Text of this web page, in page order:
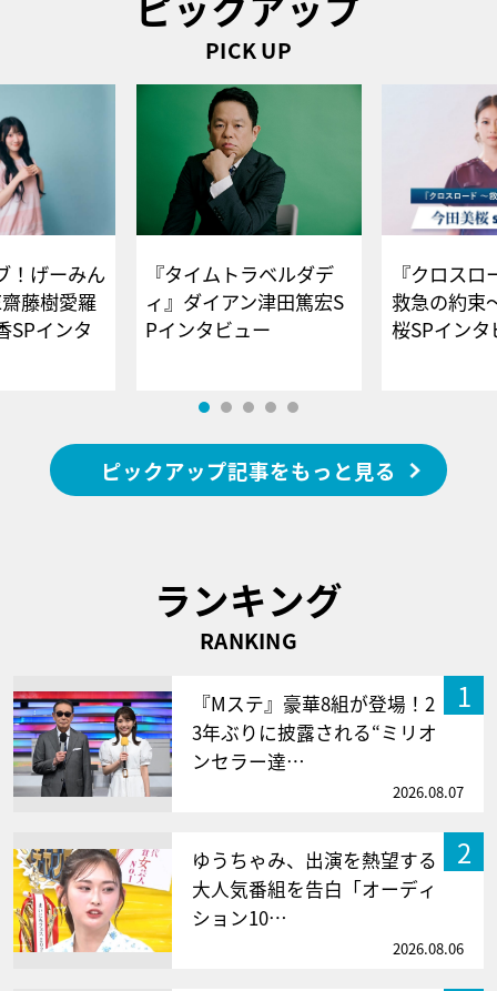
PICK UP
！げーみん
藤樹愛羅
SPインタ
『タイムトラベルダデ
ィ』ダイアン津田篤宏S
Pインタビュー
『クロス
救急の約束
桜SPイ
ピックアップ記事をもっと見る
ランキング
RANKING
1
『Mステ』豪華8組が登場！2
3年ぶりに披露される“ミリオ
ンセラー達…
2026.08.07
2
ゆうちゃみ、出演を熱望する
大人気番組を告白「オーディ
ション10…
2026.08.06